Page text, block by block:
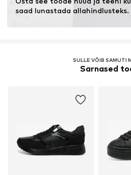
saad lunastada allahindlusteks.
SULLE VÕIB SAMUTI
Sarnased